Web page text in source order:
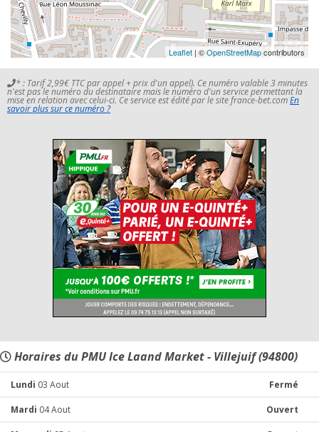
Leaflet | ©OpenStreetMapcontributors
* : Tarif 2,99€ TTC par appel + prix d'un appel). Ce numéro valable 3 minutes
n'est pas le numéro du destinataire mais le numéro d'un service permettant la
mise en relation avec celui-ci. Ce service est édité par le site france-bet.comEn
savoir plus sur ce numéro ?
Horaires du PMU Ice Laand Market - Villejuif (94800)
Lundi 03 Aout Fermé
Mardi 04 Aout Ouvert